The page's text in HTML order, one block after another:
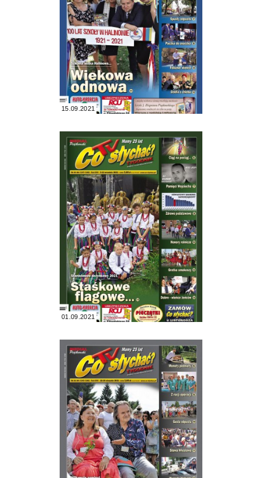
15.09.2021
01.09.2021